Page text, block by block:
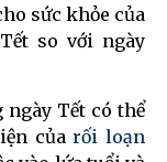
sức khỏe của
so với ngày
ngày Tết có thể
củarối loạn